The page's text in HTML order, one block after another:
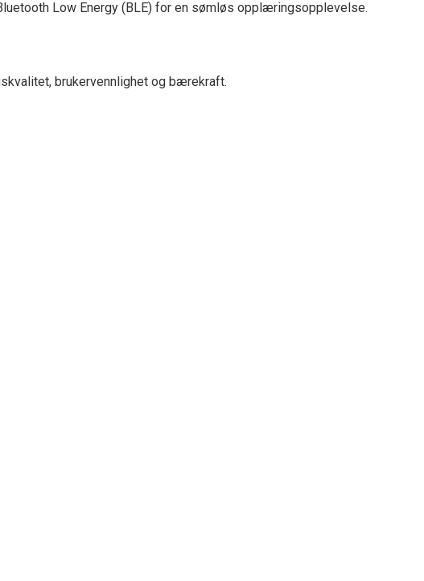
Low Energy (BLE) for en sømløs opplæringsopplevelse.
brukervennlighet og bærekraft.